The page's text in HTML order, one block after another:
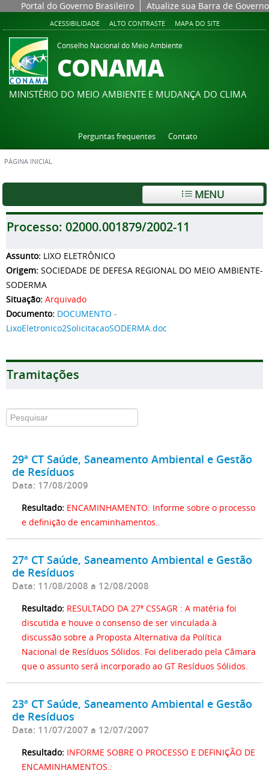
Portal do Governo Brasileiro Atualize sua Barra de Governo
ACESSIBILIDADE ALTO CONTRASTE MAPA DO SITE
Conselho Nacional do Meio Ambiente
CONAMA
MINISTÉRIO DO MEIO AMBIENTE E MUDANÇA DO CLIMA
Perguntas frequentes Contato
PÁGINA INICIAL
MENU
Processo: 02000.001879/2002-11
Assunto: LIXO ELETRÔNICO
Origem: SOCIEDADE DE DEFESA REGIONAL DO MEIO AMBIENTE-
SODERMA
Situação: Arquivado
Documento: DOCUMENTO -
LixoEletronico2SolicitacaoSODERMA.doc
Tramitações
29ª CT Saúde, Saneamento Ambiental e Gestão
de Resíduos
Data: 17/08/2009
Resultado: ENCAMINHAMENTO: Informe sobre o processo
e definição de encaminhamentos..
27ª CT Saúde, Saneamento Ambiental e Gestão
de Resíduos
Data: 11/08/2008 a 12/08/2008
Resultado: RESULTADO DA 27ª CSSAGR : A matéria foi
discutida e houve o consenso de ser vinculada à
discussão sobre a Proposta Alternativa da Política
Nacional de Resíduos Sólidos. Foi deliberado pela Câmara
que o assunto será incorporado ao GT Resíduos Sólidos.
23ª CT Saúde, Saneamento Ambiental e Gestão
de Resíduos
Data: 11/07/2007 a 12/07/2007
Resultado: INFORME SOBRE O PROCESSO E DEFINIÇÃO DE
ENCAMINHAMENTOS.: